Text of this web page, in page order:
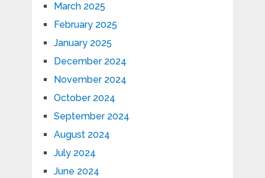
March 2025
February 2025
January 2025
December 2024
November 2024
October 2024
September 2024
August 2024
July 2024
June 2024